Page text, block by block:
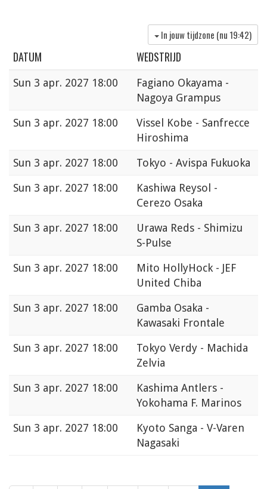
In jouw tijdzone (nu 19:42)
DATUM WEDSTRIJD
Sun 3 apr. 2027 18:00
Fagiano Okayama -
Nagoya Grampus
Sun 3 apr. 2027 18:00
Vissel Kobe - Sanfrecce
Hiroshima
Sun 3 apr. 2027 18:00
Tokyo - Avispa Fukuoka
Sun 3 apr. 2027 18:00
Kashiwa Reysol -
Cerezo Osaka
Sun 3 apr. 2027 18:00
Urawa Reds - Shimizu
S-Pulse
Sun 3 apr. 2027 18:00
Mito HollyHock - JEF
United Chiba
Sun 3 apr. 2027 18:00
Gamba Osaka -
Kawasaki Frontale
Sun 3 apr. 2027 18:00
Tokyo Verdy - Machida
Zelvia
Sun 3 apr. 2027 18:00
Kashima Antlers -
Yokohama F. Marinos
Sun 3 apr. 2027 18:00
Kyoto Sanga - V-Varen
Nagasaki